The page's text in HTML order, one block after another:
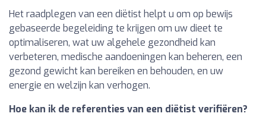
Het raadplegen van een diëtist helpt u om op bewijs
gebaseerde begeleiding te krijgen om uw dieet te
optimaliseren, wat uw algehele gezondheid kan
verbeteren, medische aandoeningen kan beheren, een
gezond gewicht kan bereiken en behouden, en uw
energie en welzijn kan verhogen.
Hoe kan ik de referenties van een diëtist verifiëren?